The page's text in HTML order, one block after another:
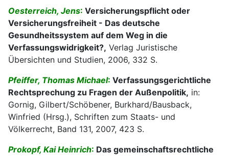
Oesterreich, Jens: Versicherungspflicht oder
Versicherungsfreiheit - Das deutsche
Gesundheitssystem auf dem Weg in die
Verfassungswidrigkeit?, Verlag Juristische
Übersichten und Studien, 2006, 332 S.
Pfeiffer, Thomas Michael: Verfassungsgerichtliche
Rechtsprechung zu Fragen der Außenpolitik, in:
Gornig, Gilbert/Schöbener, Burkhard/Bausback,
Winfried (Hrsg.), Schriften zum Staats- und
Völkerrecht, Band 131, 2007, 423 S.
Prokopf, Kai Heinrich: Das gemeinschaftsrechtliche